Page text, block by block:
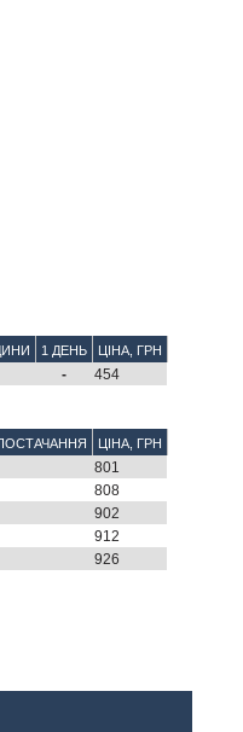
1 ДЕНЬ ЦІНА, ГРН
- 454
ЦІНА, ГРН
801
808
902
912
926